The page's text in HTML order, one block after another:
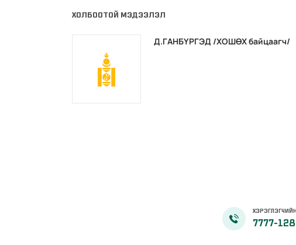
ХОЛБООТОЙ МЭДЭЭЛЭЛ
Д.ГАНБҮРГЭД /ХОШӨХ байцаагч/
7777-